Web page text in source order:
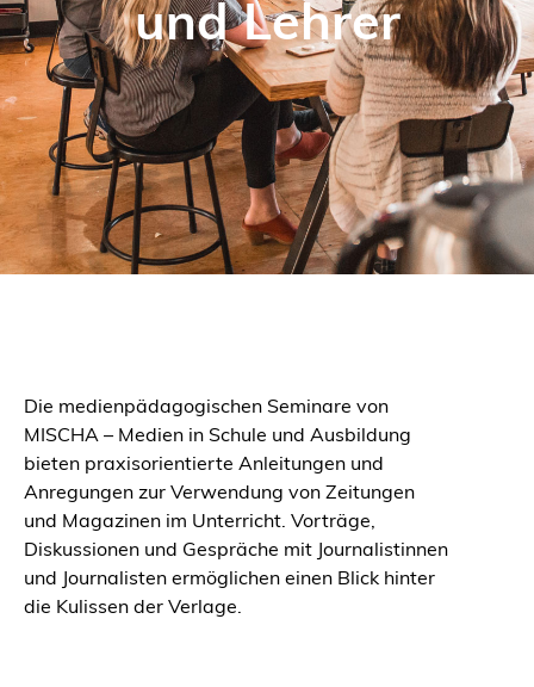
und ­Lehrer
Die medienpädagogischen Seminare von
MISCHA – Medien in Schule und Ausbildung
bieten praxisorientierte Anleitungen und
Anregungen zur Verwendung von Zeitungen
und Magazinen im Unterricht. Vorträge,
Diskussionen und Gespräche mit Journalistinnen
und Journalisten ermöglichen einen Blick hinter
die Kulissen der Verlage.